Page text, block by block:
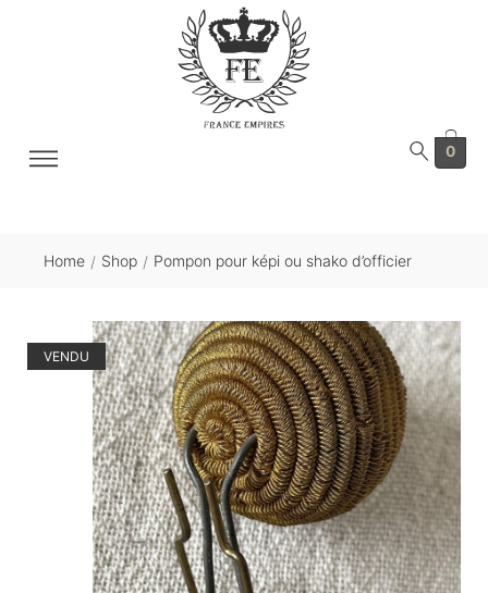
0
Home / Shop / Pompon pour képi ou shako d’officier
VENDU